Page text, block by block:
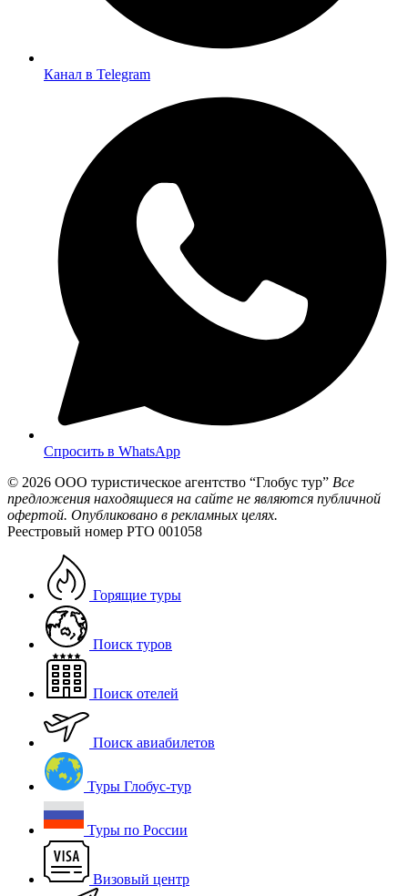
Канал в Telegram
Спросить в WhatsApp
© 2026 ООО туристическое агентство “Глобус тур” Все
предложения находящиеся на сайте не являются публичной
офертой. Опубликовано в рекламных целях.
Реестровый номер РТО 001058
Горящие туры
Поиск туров
Поиск отелей
Поиск авиабилетов
Туры Глобус-тур
Туры по России
Визовый центр